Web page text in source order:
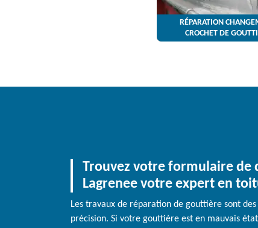
RÉPARATION
CROCHET DE
Trouvez votre formulaire de
Lagrenee votre expert en
Les travaux de réparation de gouttière sont
précision. Si votre gouttière est en mauvais